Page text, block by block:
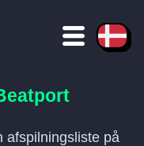
afspilningsliste på